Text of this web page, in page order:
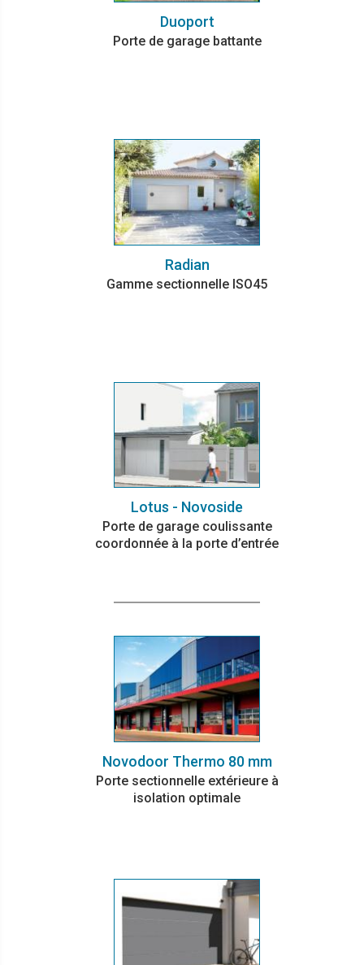
Duoport
Porte de garage battante
Radian
Gamme sectionnelle ISO45
Lotus - Novoside
Porte de garage coulissante
coordonnée à la porte d’entrée
Novodoor Thermo 80 mm
Porte sectionnelle extérieure à
isolation optimale